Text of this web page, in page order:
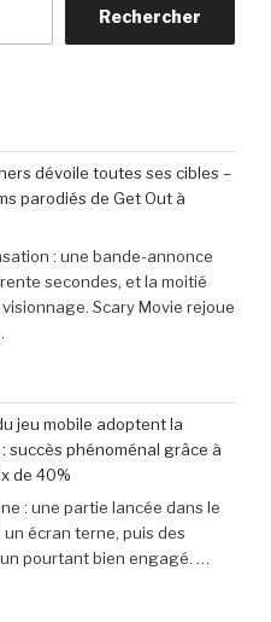
Rechercher
dévoile toutes ses cibles –
parodiés de Get Out à
: une bande-annonce
secondes, et la moitié
Scary Movie rejoue
jeu mobile adoptent la
succès phénoménal grâce à
de 40%
: une partie lancée dans le
écran terne, puis des
pourtant bien engagé. …